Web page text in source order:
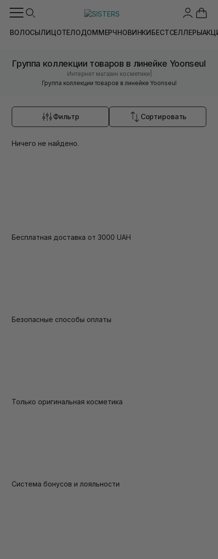
ВОЛОСЫЛИЦОТЕЛОДОММЕРЧНОВИНКИБЕСТСЕЛЛЕРЫ
Группа коллекции товаров в линейке Yoonseul
Интернет магазин косметики
Группа коллекции товаров в линейке Yoonseul
Фильтр Сортировать
Ничего не найдено.
Бесплатная доставка от 3000 UAH
Безопасные способы оплаты
Только оригинальная косметика
Система бонусов и лояльности